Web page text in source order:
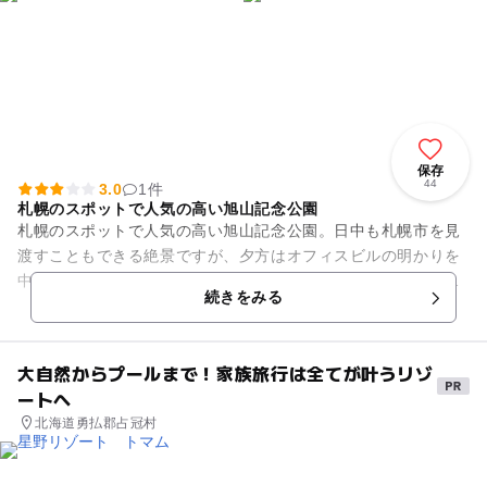
保存
44
3.0
1件
札幌のスポットで人気の高い旭山記念公園
札幌のスポットで人気の高い旭山記念公園。日中も札幌市を見
渡すこともできる絶景ですが、夕方はオフィスビルの明かりを
中心として、都市型夜景を楽しめます。オススメは少し下へ降
りたところです。座ったまま...続きをみる
大自然からプールまで！家族旅行は全てが叶うリゾ
ートへ
北海道勇払郡占冠村